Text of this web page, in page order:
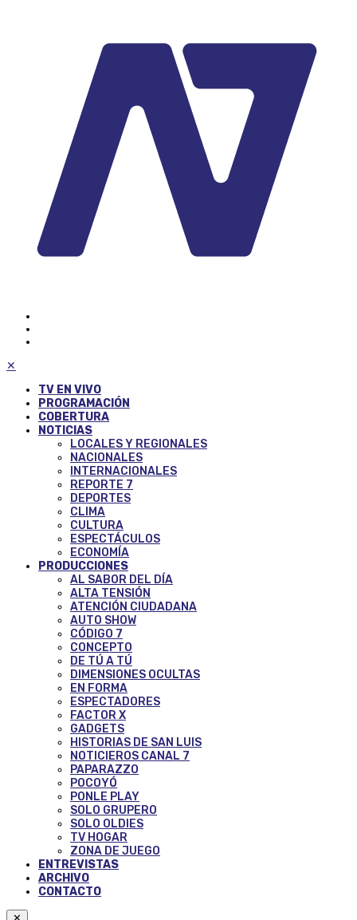
✕
TV EN VIVO
PROGRAMACIÓN
COBERTURA
NOTICIAS
LOCALES Y REGIONALES
NACIONALES
INTERNACIONALES
REPORTE 7
DEPORTES
CLIMA
CULTURA
ESPECTÁCULOS
ECONOMÍA
PRODUCCIONES
AL SABOR DEL DÍA
ALTA TENSIÓN
ATENCIÓN CIUDADANA
AUTO SHOW
CÓDIGO 7
CONCEPTO
DE TÚ A TÚ
DIMENSIONES OCULTAS
EN FORMA
ESPECTADORES
FACTOR X
GADGETS
HISTORIAS DE SAN LUIS
NOTICIEROS CANAL 7
PAPARAZZO
POCOYÓ
PONLE PLAY
SOLO GRUPERO
SOLO OLDIES
TV HOGAR
ZONA DE JUEGO
ENTREVISTAS
ARCHIVO
CONTACTO